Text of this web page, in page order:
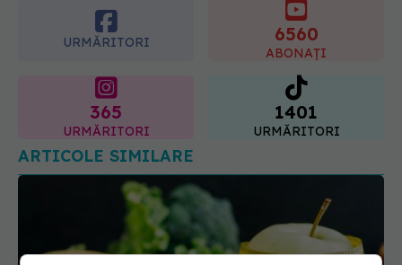
365 1401
URMĂRITORI
ARTICOLE SIMILARE